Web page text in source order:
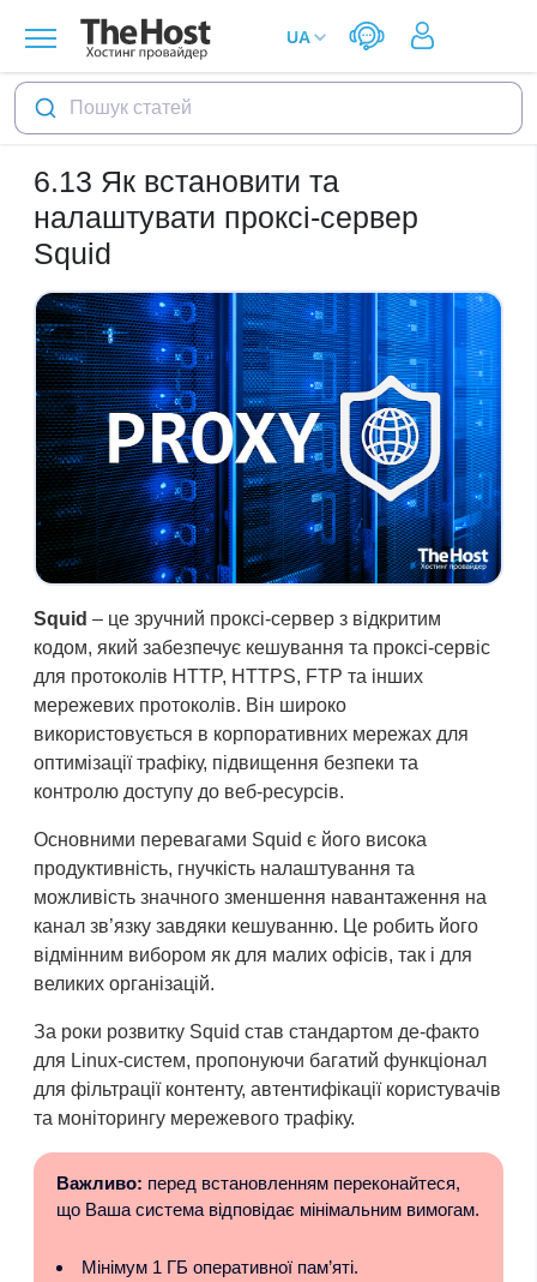
Пошук статей
6.13 Як встановити та
налаштувати проксі-сервер
Squid
Squid – це зручний проксі-сервер з відкритим
кодом, який забезпечує кешування та проксі-сервіс
для протоколів HTTP, HTTPS, FTP та інших
мережевих протоколів. Він широко
використовується в корпоративних мережах для
оптимізації трафіку, підвищення безпеки та
контролю доступу до веб-ресурсів.
Основними перевагами Squid є його висока
продуктивність, гнучкість налаштування та
можливість значного зменшення навантаження на
канал зв’язку завдяки кешуванню. Це робить його
відмінним вибором як для малих офісів, так і для
великих організацій.
За роки розвитку Squid став стандартом де-факто
для Linux-систем, пропонуючи багатий функціонал
для фільтрації контенту, автентифікації користувачів
та моніторингу мережевого трафіку.
Важливо: перед встановленням переконайтеся,
що Ваша система відповідає мінімальним вимогам.
Мінімум 1 ГБ оперативної пам’яті.